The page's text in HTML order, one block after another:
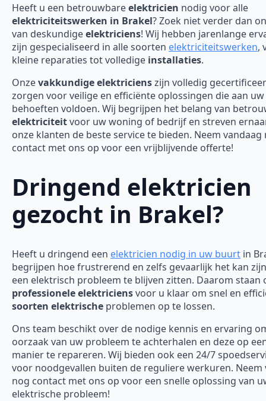
Heeft u een betrouwbareelektricien nodig voor alle
elektriciteitswerken in Brakel? Zoek niet verder dan
van deskundigeelektriciens! Wij hebben jarenlange
zijn gespecialiseerd in alle soorten elektriciteitswerken,
kleine reparaties tot volledige installaties.
Onzevakkundige elektricienszijn volledig
zorgen voor veilige en efficiënte oplossingen die aan uw
behoeften voldoen. Wij begrijpen het belang van
elektriciteitvoor uw woning of bedrijf en streven
onze klanten de beste service te bieden. Neem vandaag
contact met ons op voor een vrijblijvende offerte!
Dringend elektricien
gezocht in Brakel?
Heeft u dringend een elektricien nodig in uw buurt in
begrijpen hoe frustrerend en zelfs gevaarlijk het kan
een elektrisch probleem te blijven zitten. Daarom staan
professionele elektriciensvoor u klaar om snel en
soorten elektrische problemen op te lossen.
Ons team beschikt over de nodige kennis en ervaring
oorzaak van uw probleem te achterhalen en deze op
manier te repareren. Wij bieden ook een 24/7
voor noodgevallen buiten de reguliere werkuren. Neem
nog contact met ons op voor een snelle oplossing van
elektrische probleem!